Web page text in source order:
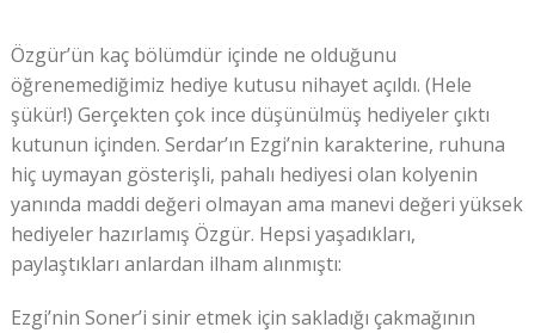
Özgür’ün kaç bölümdür içinde ne olduğunu
öğrenemediğimiz hediye kutusu nihayet açıldı. (Hele
şükür!) Gerçekten çok ince düşünülmüş hediyeler çıktı
kutunun içinden. Serdar’ın Ezgi’nin karakterine, ruhuna
hiç uymayan gösterişli, pahalı hediyesi olan kolyenin
yanında maddi değeri olmayan ama manevi değeri yüksek
hediyeler hazırlamış Özgür. Hepsi yaşadıkları,
paylaştıkları anlardan ilham alınmıştı:
Ezgi’nin Soner’i sinir etmek için sakladığı çakmağının